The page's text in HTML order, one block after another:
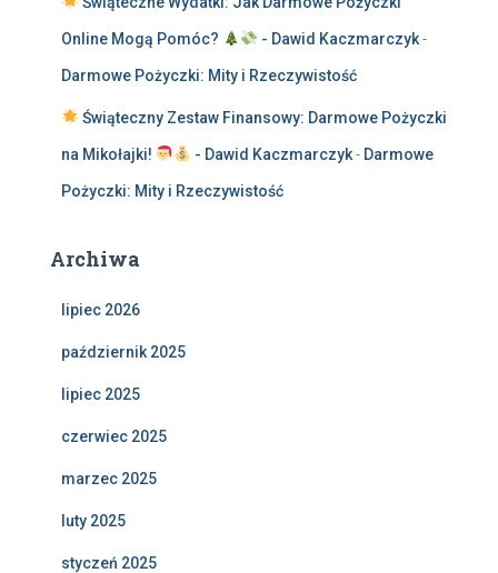
Online Mogą Pomóc? - Dawid Kaczmarczyk-
Darmowe Pożyczki: Mity i Rzeczywistość
Świąteczny Zestaw Finansowy: Darmowe Pożyczki
na Mikołajki! - Dawid Kaczmarczyk- Darmowe
Pożyczki: Mity i Rzeczywistość
Archiwa
lipiec 2026
październik 2025
lipiec 2025
czerwiec 2025
marzec 2025
luty 2025
styczeń 2025